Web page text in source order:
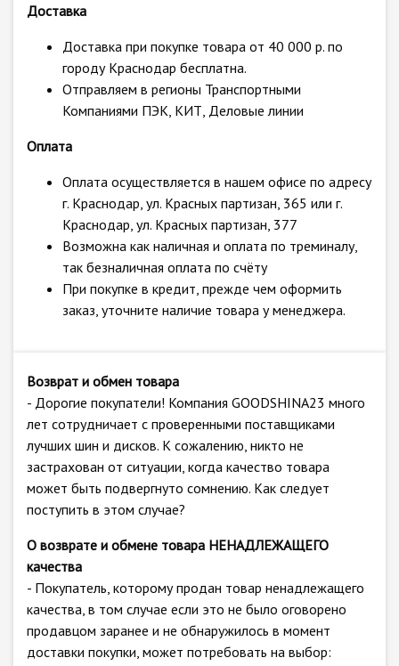
Доставка
Доставка при покупке товара от 40 000 р. по
городу Краснодар бесплатна.
Отправляем в регионы Транспортными
Компаниями ПЭК, КИТ, Деловые линии
Оплата
Оплата осуществляется в нашем офисе по адресу
г. Краснодар, ул. Красных партизан, 365 или г.
Краснодар, ул. Красных партизан, 377
Возможна как наличная и оплата по треминалу,
так безналичная оплата по счёту
При покупке в кредит, прежде чем оформить
заказ, уточните наличие товара у менеджера.
Возврат и обмен товара
- Дорогие покупатели! Компания GOODSHINA23 много
лет сотрудничает с проверенными поставщиками
лучших шин и дисков. К сожалению, никто не
застрахован от ситуации, когда качество товара
может быть подвергнуто сомнению. Как следует
поступить в этом случае?
О возврате и обмене товара НЕНАДЛЕЖАЩЕГО
качества
- Покупатель, которому продан товар ненадлежащего
качества, в том случае если это не было оговорено
продавцом заранее и не обнаружилось в момент
доставки покупки, может потребовать на выбор: